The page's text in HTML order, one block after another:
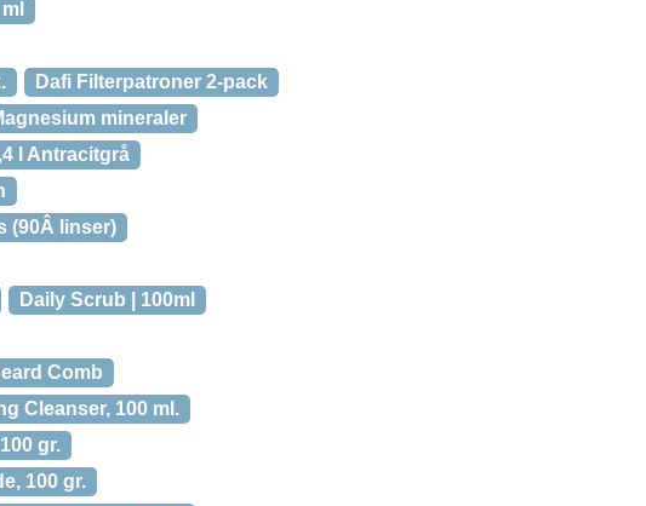
Dafi Filterpatroner 2-pack
mineraler
l Antracitgrå
(90Â linser)
Daily Scrub | 100ml
Comb
Cleanser, 100 ml.
gr.
100 gr.